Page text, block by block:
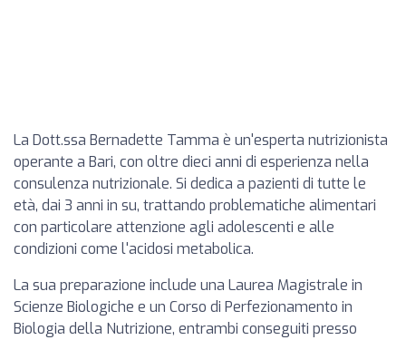
La Dott.ssa Bernadette Tamma è un'esperta nutrizionista
operante a Bari, con oltre dieci anni di esperienza nella
consulenza nutrizionale. Si dedica a pazienti di tutte le
età, dai 3 anni in su, trattando problematiche alimentari
con particolare attenzione agli adolescenti e alle
condizioni come l'acidosi metabolica.
La sua preparazione include una Laurea Magistrale in
Scienze Biologiche e un Corso di Perfezionamento in
Biologia della Nutrizione, entrambi conseguiti presso